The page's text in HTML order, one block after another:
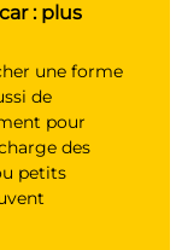
: plus
une forme
de
pour
des
petits